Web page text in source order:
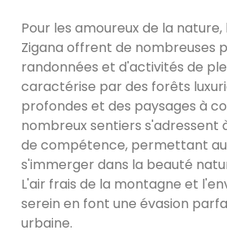
Pour les amoureux de la
Zigana offrent de nombreuses
randonnées et d'activités de
caractérise par des forêts
profondes et des paysages à
nombreux sentiers s'adressent
de compétence, permettant
s'immerger dans la beauté
L'air frais de la montagne et
serein en font une évasion
urbaine.